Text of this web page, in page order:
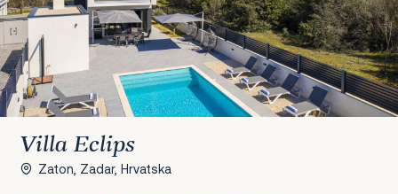
Villa Eclips
Zaton, Zadar, Hrvatska